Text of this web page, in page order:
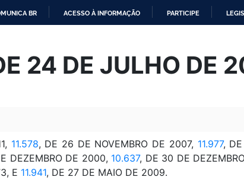
CONTEÚDO
BR ACESSO À INFORMAÇÃO PARTICIPE
24 DE JULHO DE
11.578, DE 26 DE NOVEMBRO DE 2007, 11.977,
DEZEMBRO DE 2000, 10.637, DE 30 DE
E 11.941, DE 27 DE MAIO DE 2009.